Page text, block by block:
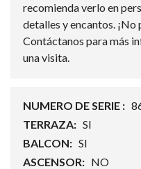
recomienda verlo en
detalles y encantos.
Contáctanos para más
una visita.
NUMERO DE SERIE :
TERRAZA: SI
BALCON: SI
ASCENSOR: NO